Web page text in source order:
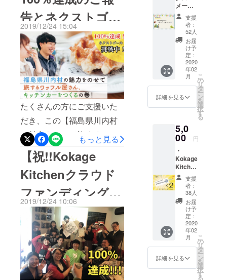
を中心とした福島の魅力、
そして僕やみなさんの想い
をのせたキッチンカーを始
動させます！！キッチン
カー始動後の計画は、僕や
Kokage KitchenのSNSで少
しずつ公開していきます。
どれも、お酒を飲みながら
夢を語るノリで作られたよ
うな、楽しい計画ばかりで
す！楽しみにしていてくだ
さい！最後に、今回、クラ
ウドファンディングを通じ
て知り合った方、関わった
方、より深く関わるように
なった方との繋がりを今後
も大切にしていきたいと
思っています。一緒にイベ
ントを開催する、出店す
150%まであと少しです。ど
うか最後までよろしくお願
いします。Kokage Kitchen
のクラウドファンディン
グ、本当にたくさんの方の
応援があり、達成すること
ができました。大変感謝し
ております。今まで、多く
の方々からの応援メッセー
ジを紹介してきましたが、
実はまだまだ紹介できてい
なかった応援メッセージが
あります。今回はそんな
メッセージを一挙公開いた
します！！よりあい処華 今
泉富代さん草太君の川内想
いすごい。つながり日和で
も川内の食材のワッフルを
販売。結構お客さんいまし
告とネクストゴー
ルのお願い」
2019/12/24 15:04
たくさんの方にご支援いた
だき、この【福島県川内村
の魅力をのせて旅するワッ
フル屋さん、キッチンカー
をつくるの巻！】プロジェ
クトは、目標金額を達成い
たしました！みなさま、本
当にありがとうございまし
た！クラウドファンディン
グへの初挑戦ということで
不安もありましたが、みな
さまからあたたかいご支援
をいただくたびに勇気づけ
もっと見る
【祝!!Kokage
Kitchenクラウド
ファンディング無
事100%達成】
2019/12/24 10:06
クラフト
ビールの醸
造を経験
後、独立。
「(株)Kokag
e」を設立
し、高校生
に立ち上げ
ティーブラ
ンド「Tea &
Things」の
運営や、川
内村での蒸
溜所の立ち
上げ等、福
島の魅力を
世界へ発信
するために
活動の幅を
広げてい
る。
メール
感謝の
気持ち
を込め
てお礼
のメー
ルを送
りま
す。
支援
者：
52人
お届
け予
定：
2020
年02
月
詳細を見る
こ
の
リ
タ
ー
ン
を
選
択
す
る
5,0
00 円
・
Kokage
Kitchen
商品券
2000円
分 ・オ
リジナ
ルス
テッ
カー ・
サンク
スレ
ター お
店でご
使用い
ただけ
支援
者：
38人
お届
け予
定：
2020
年02
月
詳細を見る
こ
の
リ
タ
ー
ン
を
選
択
す
る